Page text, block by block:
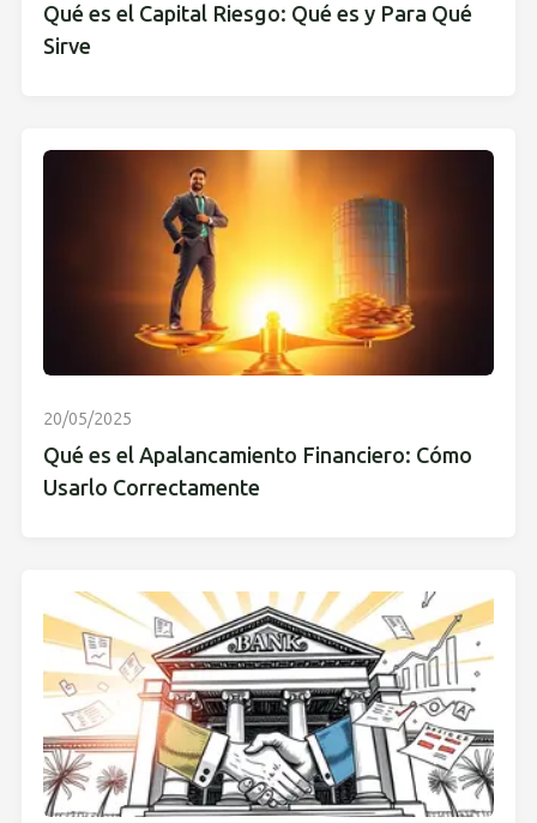
Qué es el Capital Riesgo: Qué es y Para Qué
Sirve
20/05/2025
Qué es el Apalancamiento Financiero: Cómo
Usarlo Correctamente